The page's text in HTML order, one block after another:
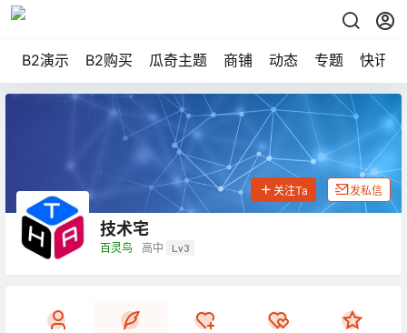
B2演示 B2购买 瓜奇主题 商铺 动态 专题 快讯
技术宅
百灵鸟 高中 Lv3
关注Ta 发私信